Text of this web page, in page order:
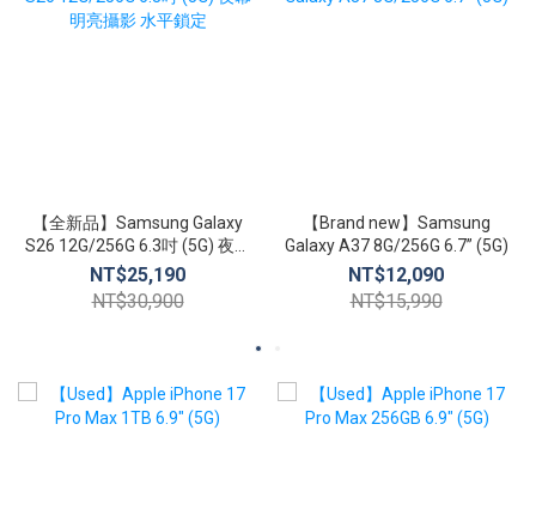
【全新品】Samsung Galaxy
S26 12G/256G 6.3吋 (5G) 夜幕
明亮攝影 水平鎖定
NT$25,190
NT$30,900
【Brand new】Samsung
Galaxy A37 8G/256G 6.7” (5G)
NT$12,090
NT$15,990